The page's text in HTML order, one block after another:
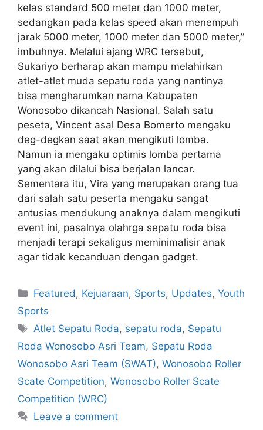
kelas standard 500 meter dan 1000 meter,
sedangkan pada kelas speed akan menempuh
jarak 5000 meter, 1000 meter dan 5000 meter,”
imbuhnya. Melalui ajang WRC tersebut,
Sukariyo berharap akan mampu melahirkan
atlet-atlet muda sepatu roda yang nantinya
bisa mengharumkan nama Kabupaten
Wonosobo dikancah Nasional. Salah satu
peseta, Vincent asal Desa Bomerto mengaku
deg-degkan saat akan mengikuti lomba.
Namun ia mengaku optimis lomba pertama
yang akan dilalui bisa berjalan lancar.
Sementara itu, Vira yang merupakan orang tua
dari salah satu peserta mengaku sangat
antusias mendukung anaknya dalam mengikuti
event ini, pasalnya olahrga sepatu roda bisa
menjadi terapi sekaligus meminimalisir anak
agar tidak kecanduan dengan gadget.
Featured , Kejuaraan, Sports, Updates,Youth
Sports
Atlet Sepatu Roda, sepatu roda, Sepatu
Roda Wonosobo Asri Team, Sepatu Roda
Wonosobo Asri Team (SWAT), Wonosobo Roller
Scate Competition, Wonosobo Roller Scate
Competition (WRC)
Leave a comment